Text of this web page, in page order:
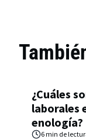
¿Cuáles
laborales
enología?
6 min de